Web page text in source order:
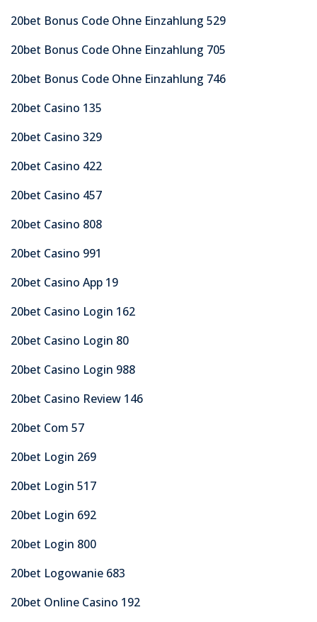
20bet Bonus Code Ohne Einzahlung 529
20bet Bonus Code Ohne Einzahlung 705
20bet Bonus Code Ohne Einzahlung 746
20bet Casino 135
20bet Casino 329
20bet Casino 422
20bet Casino 457
20bet Casino 808
20bet Casino 991
20bet Casino App 19
20bet Casino Login 162
20bet Casino Login 80
20bet Casino Login 988
20bet Casino Review 146
20bet Com 57
20bet Login 269
20bet Login 517
20bet Login 692
20bet Login 800
20bet Logowanie 683
20bet Online Casino 192